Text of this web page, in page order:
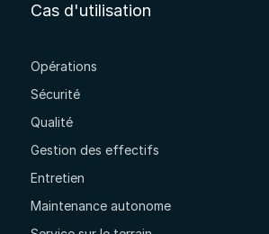
Cas d'utilisation
Opérations
Sécurité
Qualité
Gestion des effectifs
Entretien
Maintenance autonome